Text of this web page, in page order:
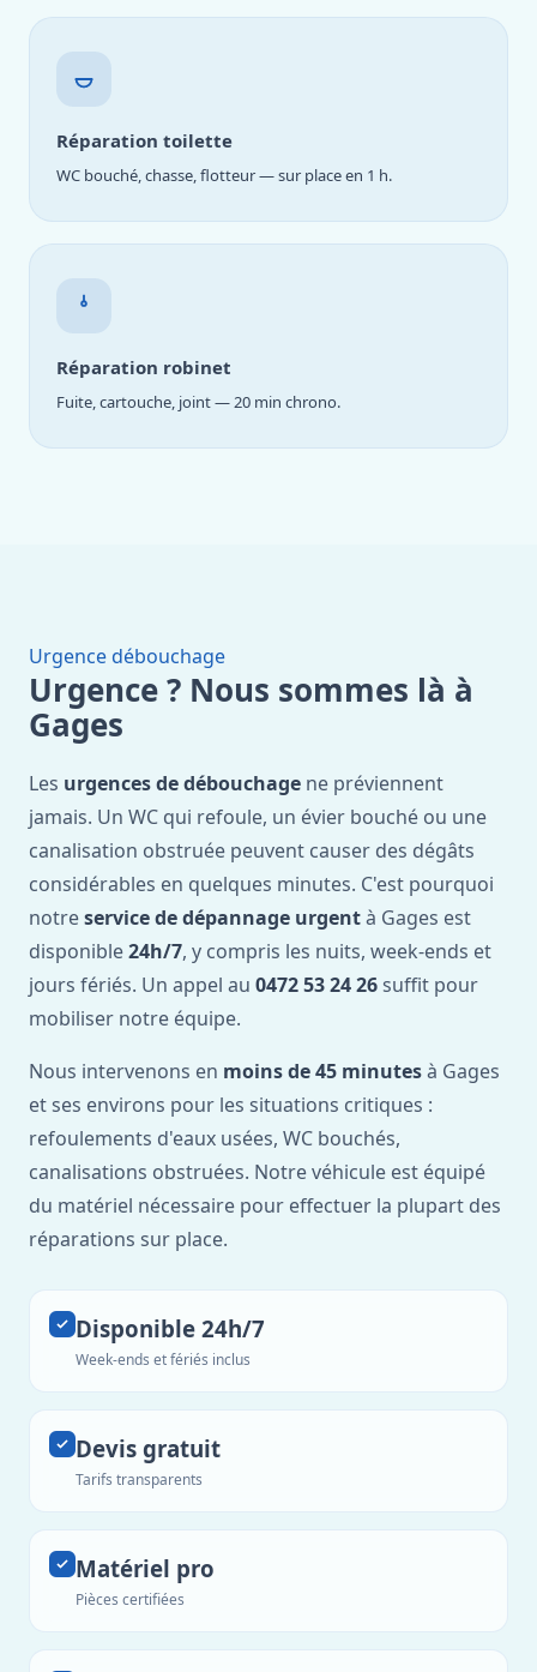
Réparation toilette
WC bouché, chasse, flotteur — sur place en 1 h.
Réparation robinet
Fuite, cartouche, joint — 20 min chrono.
Urgence débouchage
Urgence ? Nous sommes là à
Gages
Les urgences de débouchage ne préviennent
jamais. Un WC qui refoule, un évier bouché ou une
canalisation obstruée peuvent causer des dégâts
considérables en quelques minutes. C'est pourquoi
notreservice de dépannage urgentà Gages est
disponible24h/7, y compris les nuits, week-ends et
jours fériés. Un appel au 0472 53 24 26 suffit pour
mobiliser notre équipe.
Nous intervenons en moins de 45 minutesà Gages
et ses environs pour les situations critiques :
refoulements d'eaux usées, WC bouchés,
canalisations obstruées. Notre véhicule est équipé
du matériel nécessaire pour effectuer la plupart des
réparations sur place.
Disponible 24h/7
Week-ends et fériés inclus
Devis gratuit
Tarifs transparents
Matériel pro
Pièces certifiées